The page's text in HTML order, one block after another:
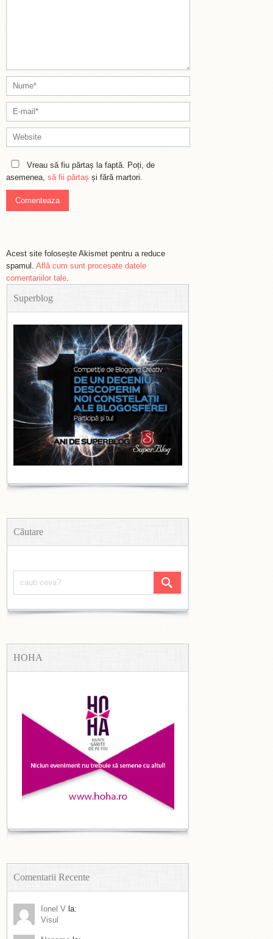
Vreau să fiu părtaș la faptă. Poți, de
asemenea, să fii părtaș și fără martori.
Acest site folosește Akismet pentru a reduce
spamul. Află cum sunt procesate datele
comentariilor tale.
Superblog
Căutare
HOHA
Comentarii Recente
Ionel V la:
Visul